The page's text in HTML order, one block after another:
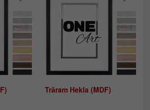
Träram Hekla (MDF)